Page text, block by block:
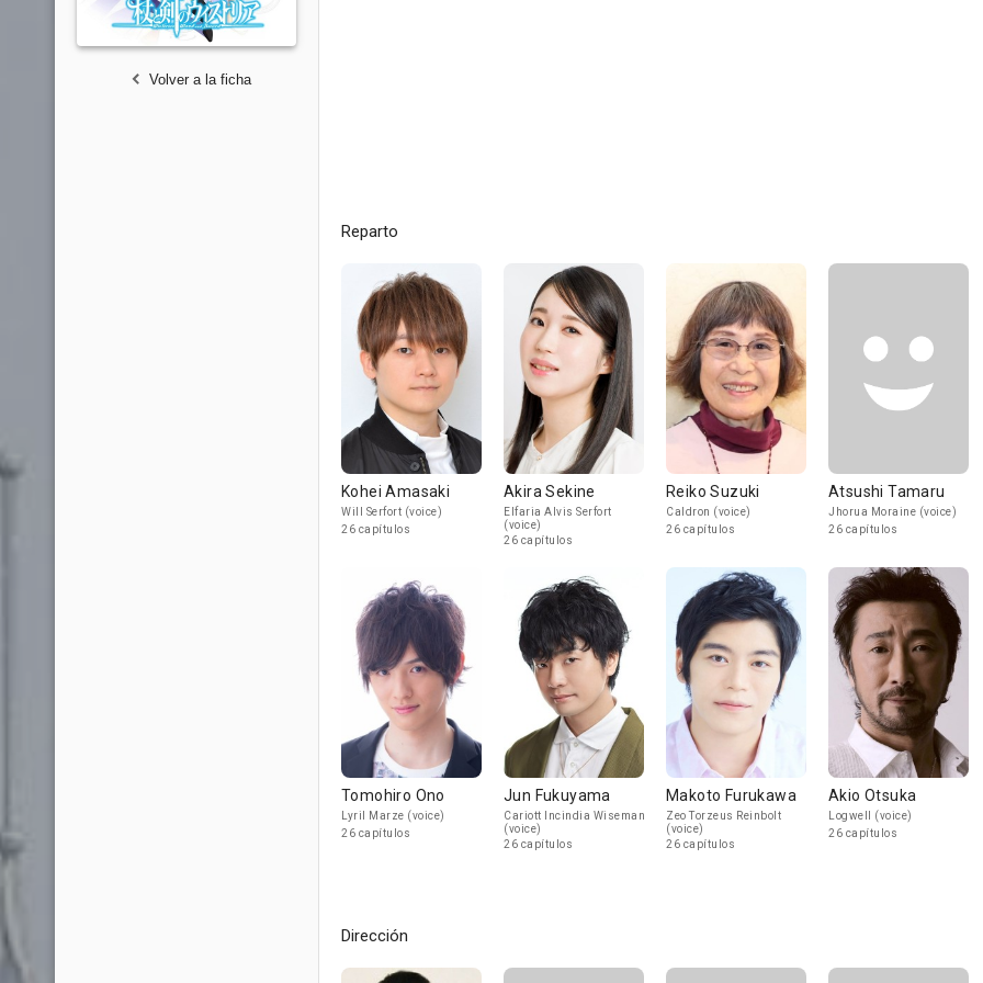
Volver a la ficha
Reparto
Kohei Amasaki
Will Serfort (voice)
26 capítulos
Akira Sekine
Elfaria Alvis Serfort
(voice)
26 capítulos
Reiko Suzuki
Caldron (voice)
26 capítulos
Atsushi Tamaru
Jhorua Moraine (voice)
26 capítulos
Tomohiro Ono
Lyril Marze (voice)
26 capítulos
Jun Fukuyama
Cariott Incindia Wiseman
(voice)
26 capítulos
Makoto Furukawa
Zeo Torzeus Reinbolt
(voice)
26 capítulos
Akio Otsuka
Logwell (voice)
26 capítulos
Dirección